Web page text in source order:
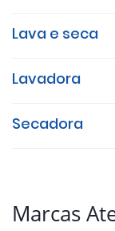
Lava e seca
Lavadora
Secadora
Marcas